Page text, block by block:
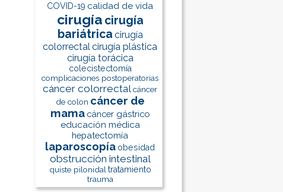
COVID-19 calidad de vida
cirugía cirugía
bariátrica cirugía
colorrectalcirugía plástica
cirugía torácica
colecistectomía
complicaciones postoperatorias
cáncer colorrectalcáncer
de colon cáncer de
mama cáncer gástrico
educación médica
hepatectomía
laparoscopía obesidad
obstrucción intestinal
quiste pilonidal tratamiento
trauma